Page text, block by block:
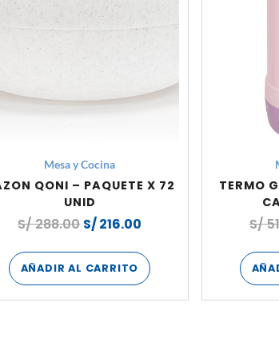
Mesa y Cocina
QONI – PAQUETE X 72
UNID
S/288.00 S/216.00
AÑADIR AL CARRITO
TERMO
S/